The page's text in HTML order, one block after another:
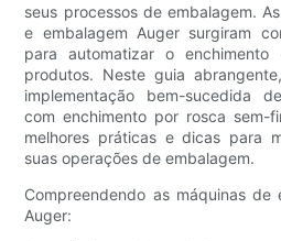
seus processos de embalagem.
e embalagem Auger surgiram
para automatizar o
produtos. Neste guia
implementação bem-sucedida
com enchimento por rosca sem-
melhores práticas e dicas para
suas operações de embalagem.
Compreendendo as máquinas de
Auger: